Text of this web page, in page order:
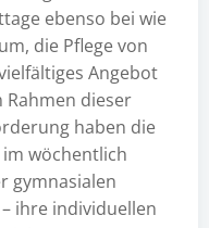
ebenso bei wie
die Pflege von
Angebot
dieser
haben die
wöchentlich
gymnasialen
ihre individuellen